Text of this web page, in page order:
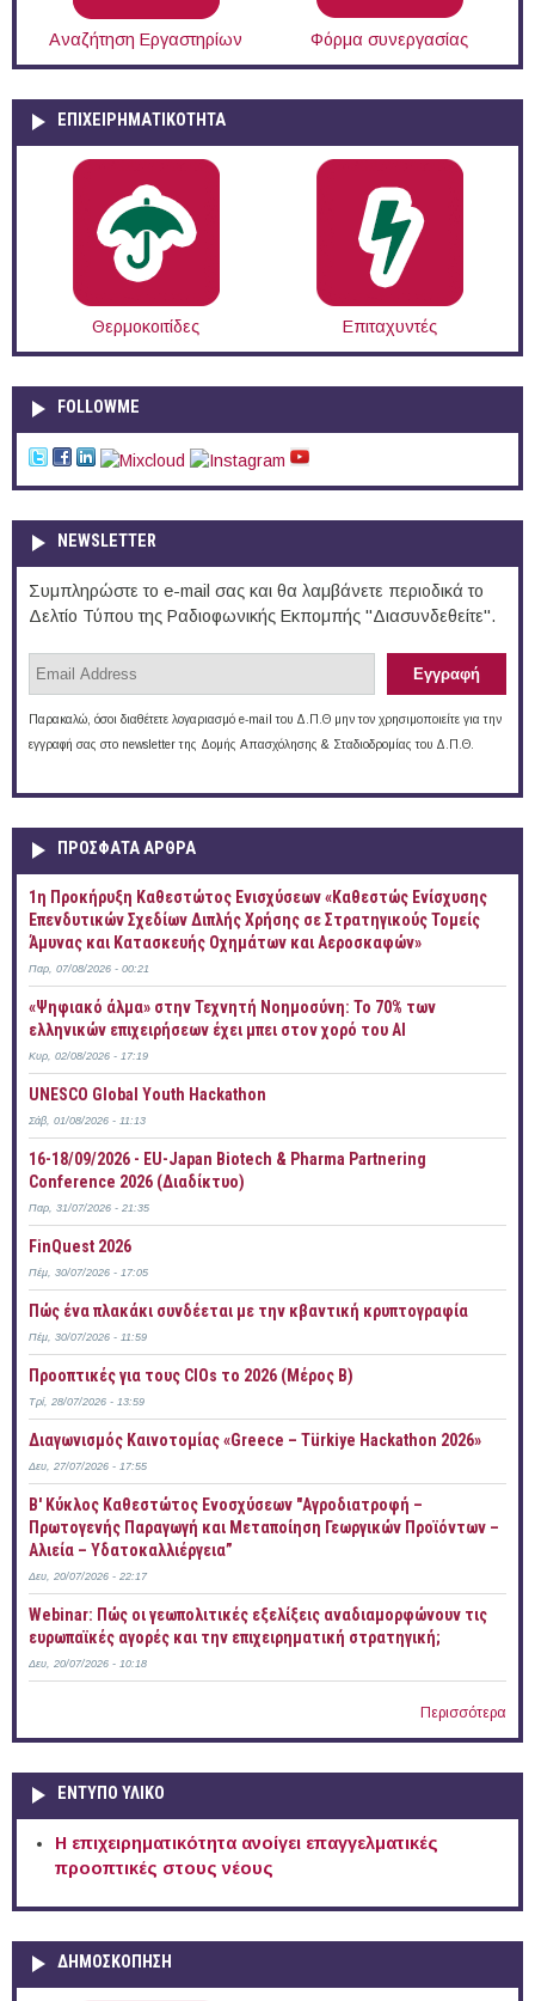
Αναζήτηση Εργαστηρίων Φόρμα συνεργασίας
ΕΠΙΧΕΙΡΗΜΑΤΙΚΟΤΗΤΑ
Θερμοκοιτίδες Επιταχυντές
FOLLOWME
NEWSLETTER
Συμπληρώστε το e-mail σας και θα λαμβάνετε περιοδικά το
Δελτίο Τύπου της Ραδιοφωνικής Εκπομπής "Διασυνδεθείτε".
Παρακαλώ, όσοι διαθέτετε λογαριασμό e-mail του Δ.Π.Θ μην τον χρησιμοποιείτε για την
εγγραφή σας στο newsletter της Δομής Απασχόλησης & Σταδιοδρομίας του Δ.Π.Θ.
ΠΡOΣΦΑΤΑ AΡΘΡΑ
1η Προκήρυξη Καθεστώτος Ενισχύσεων «Καθεστώς Ενίσχυσης
Επενδυτικών Σχεδίων Διπλής Χρήσης σε Στρατηγικούς Τομείς
Άμυνας και Κατασκευής Οχημάτων και Αεροσκαφών»
Παρ, 07/08/2026 - 00:21
«Ψηφιακό άλμα» στην Τεχνητή Νοημοσύνη: Το 70% των
ελληνικών επιχειρήσεων έχει μπει στον χορό του AI
Κυρ, 02/08/2026 - 17:19
UNESCO Global Youth Hackathon
Σάβ, 01/08/2026 - 11:13
16-18/09/2026 - EU-Japan Biotech & Pharma Partnering
Conference 2026 (Διαδίκτυο)
Παρ, 31/07/2026 - 21:35
FinQuest 2026
Πέμ, 30/07/2026 - 17:05
Πώς ένα πλακάκι συνδέεται με την κβαντική κρυπτογραφία
Πέμ, 30/07/2026 - 11:59
Προοπτικές για τους CIOs το 2026 (Μέρος Β)
Τρί, 28/07/2026 - 13:59
Διαγωνισμός Καινοτομίας «Greece – Türkiye Hackathon 2026»
Δευ, 27/07/2026 - 17:55
B' Κύκλος Καθεστώτος Ενοσχύσεων "Αγροδιατροφή –
Πρωτογενής Παραγωγή και Μεταποίηση Γεωργικών Προϊόντων –
Αλιεία – Υδατοκαλλιέργεια”
Δευ, 20/07/2026 - 22:17
Webinar: Πώς οι γεωπολιτικές εξελίξεις αναδιαμορφώνουν τις
ευρωπαϊκές αγορές και την επιχειρηματική στρατηγική;
Δευ, 20/07/2026 - 10:18
Περισσότερα
ΕΝΤΥΠΟ ΥΛΙΚΟ
Η επιχειρηματικότητα ανοίγει επαγγελματικές
προοπτικές στους νέους
ΔΗΜΟΣΚΟΠΗΣΗ